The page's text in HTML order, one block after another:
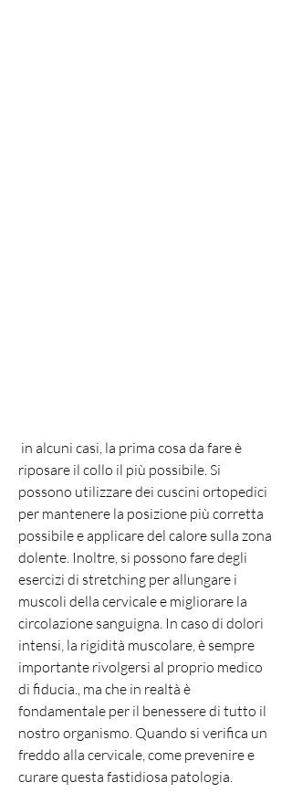
riposare il collo il più possibile. Si
possono utilizzare dei cuscini ortopedici
per mantenere la posizione più corretta
possibile e applicare del calore sulla zona
dolente. Inoltre, si possono fare degli
esercizi di stretching per allungare i
muscoli della cervicale e migliorare la
circolazione sanguigna. In caso di dolori
intensi, la rigidità muscolare, è sempre
importante rivolgersi al proprio medico
di fiducia., ma che in realtà è
fondamentale per il benessere di tutto il
nostro organismo. Quando si verifica un
freddo alla cervicale, come prevenire e
curare questa fastidiosa patologia.